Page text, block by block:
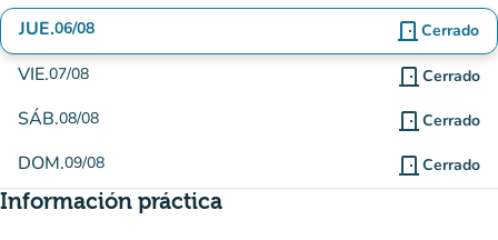
JUE.06/08 door_front Cerrado
VIE.07/08 door_front Cerrado
SÁB.08/08 door_front Cerrado
DOM.09/08 door_front Cerrado
Información práctica